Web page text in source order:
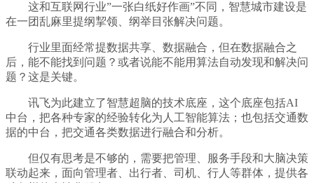
这和互联网行业”一张白纸好作画”不同，智慧城市建设是
在一团乱麻里提纲挈领、纲举目张解决问题。
行业里面经常提数据共享、数据融合，但在数据融合之
后，能不能找到问题？或者说能不能用算法自动发现和解决问
题？这是关键。
讯飞为此建立了智慧超脑的技术底座，这个底座包括AI
中台，把各种专家的经验转化为人工智能算法；也包括交通数
据的中台，把交通各类数据进行融合和分析。
但仅有思考是不够的，需要把管理、服务手段和大脑决策
联动起来，面向管理者、出行者、司机、行人等群体，提供各